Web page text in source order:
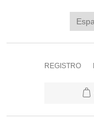
REGISTRO